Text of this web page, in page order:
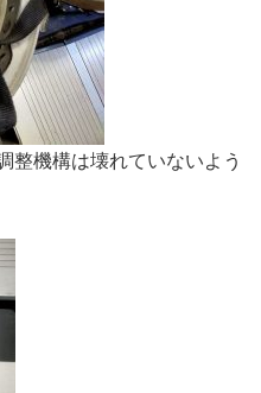
整機構は壊れていないよう